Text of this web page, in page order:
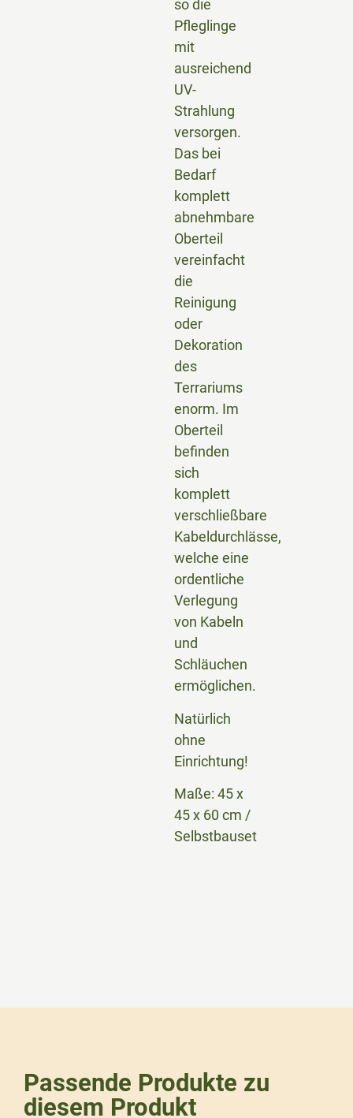
so die
Pfleglinge
mit
ausreichend
UV-
Strahlung
versorgen.
Das bei
Bedarf
komplett
abnehmbare
Oberteil
vereinfacht
die
Reinigung
oder
Dekoration
des
Terrariums
enorm. Im
Oberteil
befinden
sich
komplett
verschließbare
Kabeldurchlässe,
welche eine
ordentliche
Verlegung
von Kabeln
und
Schläuchen
ermöglichen.
Natürlich
ohne
Einrichtung!
Maße: 45 x
45 x 60 cm /
Selbstbauset
Passende Produkte zu
diesem Produkt